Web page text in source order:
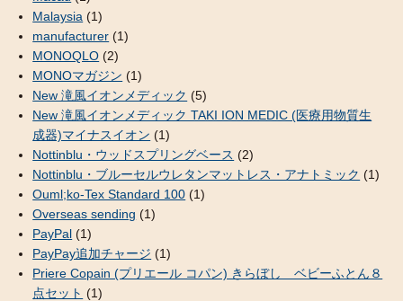
Malaysia (1)
manufacturer (1)
MONOQLO (2)
MONOマガジン (1)
New 滝風イオンメディック (5)
New 滝風イオンメディック TAKI ION MEDIC (医療用物質生
成器)マイナスイオン (1)
Nottinblu・ウッドスプリングベース (2)
Nottinblu・ブルーセルウレタンマットレス・アナトミック (1)
Ouml;ko-Tex Standard 100 (1)
Overseas sending (1)
PayPal (1)
PayPay追加チャージ (1)
Priere Copain (プリエール コパン) きらぼし ベビーふとん８
点セット (1)